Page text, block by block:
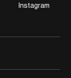
Instagram